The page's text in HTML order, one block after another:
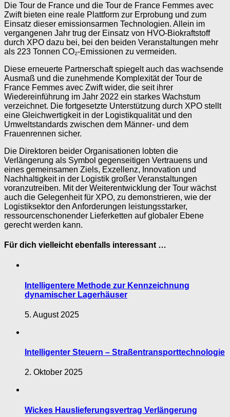
Die Tour de France und die Tour de France Femmes avec
Zwift bieten eine reale Plattform zur Erprobung und zum
Einsatz dieser emissionsarmen Technologien. Allein im
vergangenen Jahr trug der Einsatz von HVO-Biokraftstoff
durch XPO dazu bei, bei den beiden Veranstaltungen mehr
als 223 Tonnen CO₂-Emissionen zu vermeiden.
Diese erneuerte Partnerschaft spiegelt auch das wachsende
Ausmaß und die zunehmende Komplexität der Tour de
France Femmes avec Zwift wider, die seit ihrer
Wiedereinführung im Jahr 2022 ein starkes Wachstum
verzeichnet. Die fortgesetzte Unterstützung durch XPO stellt
eine Gleichwertigkeit in der Logistikqualität und den
Umweltstandards zwischen dem Männer- und dem
Frauenrennen sicher.
Die Direktoren beider Organisationen lobten die
Verlängerung als Symbol gegenseitigen Vertrauens und
eines gemeinsamen Ziels, Exzellenz, Innovation und
Nachhaltigkeit in der Logistik großer Veranstaltungen
voranzutreiben. Mit der Weiterentwicklung der Tour wächst
auch die Gelegenheit für XPO, zu demonstrieren, wie der
Logistiksektor den Anforderungen leistungsstarker,
ressourcenschonender Lieferketten auf globaler Ebene
gerecht werden kann.
Für dich vielleicht ebenfalls interessant …
Intelligentere Methode zur Kennzeichnung
dynamischer Lagerhäuser
5. August 2025
Intelligenter Steuern – Straßentransporttechnologie
2. Oktober 2025
Wickes Hauslieferungsvertrag Verlängerung